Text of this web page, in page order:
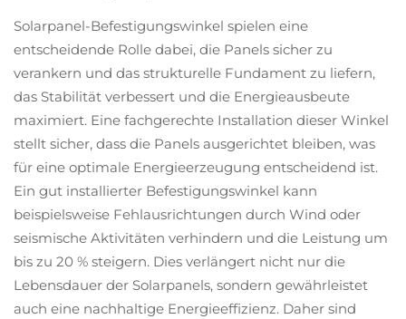
Solarpanel-Befestigungswinkel spielen eine
entscheidende Rolle dabei, die Panels sicher zu
verankern und das strukturelle Fundament zu liefern,
das Stabilität verbessert und die Energieausbeute
maximiert. Eine fachgerechte Installation dieser Winkel
stellt sicher, dass die Panels ausgerichtet bleiben, was
für eine optimale Energieerzeugung entscheidend ist.
Ein gut installierter Befestigungswinkel kann
beispielsweise Fehlausrichtungen durch Wind oder
seismische Aktivitäten verhindern und die Leistung um
bis zu 20 % steigern. Dies verlängert nicht nur die
Lebensdauer der Solarpanels, sondern gewährleistet
auch eine nachhaltige Energieeffizienz. Daher sind